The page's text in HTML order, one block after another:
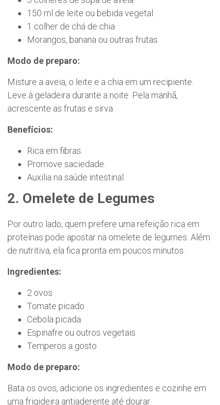
150 ml de leite ou bebida vegetal
1 colher de chá de chia
Morangos, banana ou outras frutas
Modo de preparo:
Misture a aveia, o leite e a chia em um recipiente.
Leve à geladeira durante a noite. Pela manhã,
acrescente as frutas e sirva.
Benefícios:
Rica em fibras.
Promove saciedade.
Auxilia na saúde intestinal.
2. Omelete de Legumes
Por outro lado, quem prefere uma refeição rica em
proteínas pode apostar na omelete de legumes. Além
de nutritiva, ela fica pronta em poucos minutos.
Ingredientes:
2 ovos
Tomate picado
Cebola picada
Espinafre ou outros vegetais
Temperos a gosto
Modo de preparo:
Bata os ovos, adicione os ingredientes e cozinhe em
uma frigideira antiaderente até dourar.